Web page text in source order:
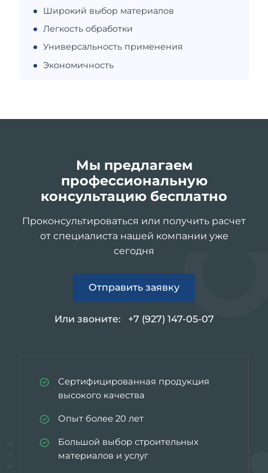
Широкий выбор материалов
Легкость обработки
Универсальность применения
Экономичность
Мы предлагаем
профессиональную
консультацию бесплатно
Проконсультироваться или получить расчет
от специалиста нашей компании уже
сегодня
Отправить заявку
Или звоните: +7 (927) 147-05-07
Сертифицированная продукция
высокого качества
Опыт более 20 лет
Большой выбор строительных
материалов и услуг